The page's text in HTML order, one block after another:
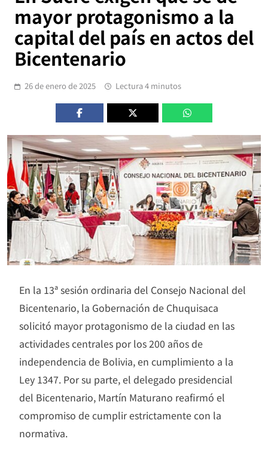
mayor protagonismo a la
capital del país en actos del
Bicentenario
26 de enero de 2025 Lectura 4 minutos
En la 13ª sesión ordinaria del Consejo Nacional del
Bicentenario, la Gobernación de Chuquisaca
solicitó mayor protagonismo de la ciudad en las
actividades centrales por los 200 años de
independencia de Bolivia, en cumplimiento a la
Ley 1347. Por su parte, el delegado presidencial
del Bicentenario, Martín Maturano reafirmó el
compromiso de cumplir estrictamente con la
normativa.